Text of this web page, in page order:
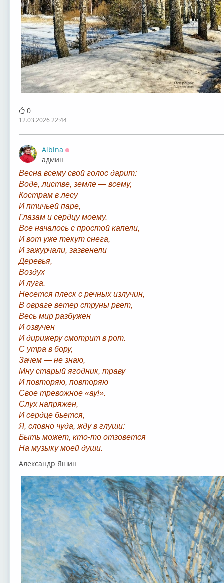
0
12.03.2026 22:44
Albina
админ
Весна всему свой голос дарит:
Воде, листве, земле — всему,
Кострам в лесу
И птичьей паре,
Глазам и сердцу моему.
Все началось с простой капели,
И вот уже текут снега,
И зажурчали, зазвенели
Деревья,
Воздух
И луга.
Несется плеск с речных излучин,
В овраге ветер струны рвет,
Весь мир разбужен
И озвучен
И дирижеру смотрит в рот.
С утра в бору,
Зачем — не знаю,
Мну старый ягодник, траву
И повторяю, повторяю
Свое тревожное «ау!».
Слух напряжен,
И сердце бьется,
Я, словно чуда, жду в глуши:
Быть может, кто-то отзовется
На музыку моей души.
Александр Яшин